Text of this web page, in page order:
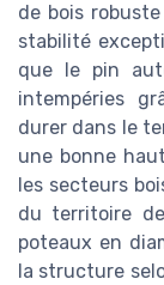
de bois
stabilité
que le pin
intempéries
durer dans le
une bonne
les secteurs
du territoire
poteaux en
la structure